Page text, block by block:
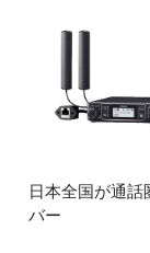
日本全国が通話
バー